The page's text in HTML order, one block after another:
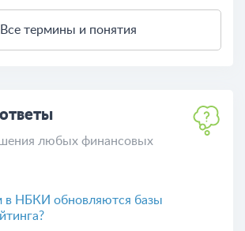
Все термины и понятия
любых финансовых
базы